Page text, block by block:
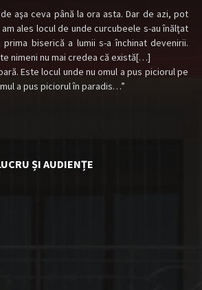
de aşa ceva până la ora asta. Dar de azi, pot
ales locul de unde curcubeele s-au înălţat
biserică a lumii s-a închinat devenirii.
nimeni nu mai credea că există[…]
Este locul unde nu omul a pus piciorul pe
a pus piciorul în paradis…”
ȘI AUDIENȚE